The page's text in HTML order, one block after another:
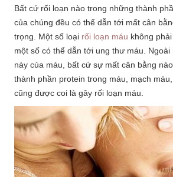
Bất cứ rối loạn nào trong những thành
của chúng đều có thể dẫn tới mất cân
trọng. Một số loại rối loạn máu không
một số có thể dẫn tới ung thư máu.
này của máu, bất cứ sự mất cân bằng
thành phần protein trong máu, mạch
cũng được coi là gây rối loạn máu.